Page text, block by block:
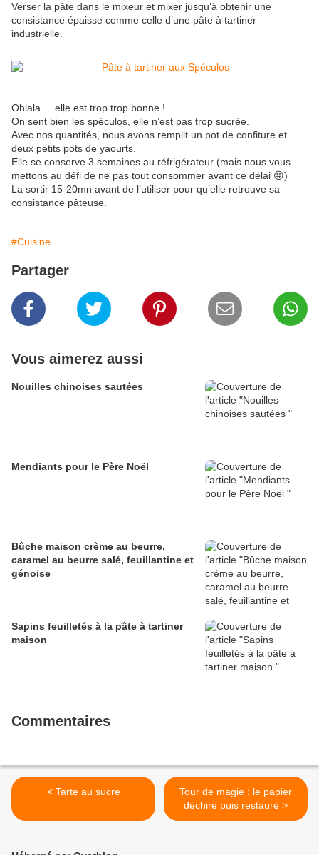
Verser la pâte dans le mixeur et mixer jusqu’à obtenir une
consistance épaisse comme celle d’une pâte à tartiner
industrielle.
Ohlala ... elle est trop trop bonne !
On sent bien les spéculos, elle n’est pas trop sucrée.
Avec nos quantités, nous avons remplit un pot de confiture et
deux petits pots de yaourts.
Elle se conserve 3 semaines au réfrigérateur (mais nous vous
mettons au défi de ne pas tout consommer avant ce délai 😜)
La sortir 15-20mn avant de l’utiliser pour qu’elle retrouve sa
consistance pâteuse.
#Cuisine
Partager
Vous aimerez aussi
Nouilles chinoises sautées
Mendiants pour le Père Noël
Bûche maison crème au beurre,
caramel au beurre salé, feuillantine et
génoise
Sapins feuilletés à la pâte à tartiner
maison
Commentaires
< Tarte au sucre
Tour de magie : le papier
déchiré puis restauré >